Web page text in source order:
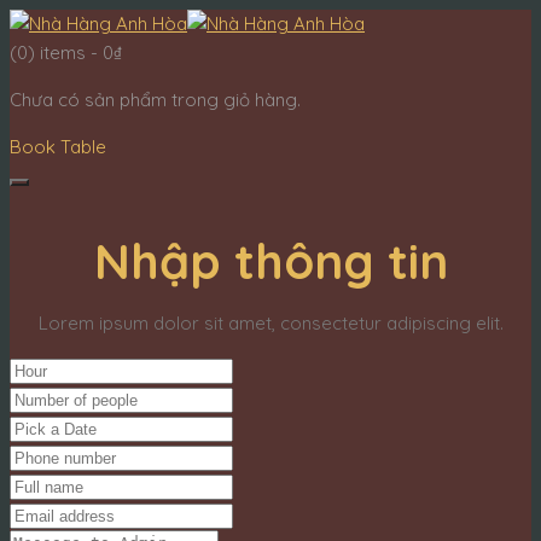
(0) items - 0₫
Chưa có sản phẩm trong giỏ hàng.
Book Table
Nhập thông tin
Lorem ipsum dolor sit amet, consectetur adipiscing elit.